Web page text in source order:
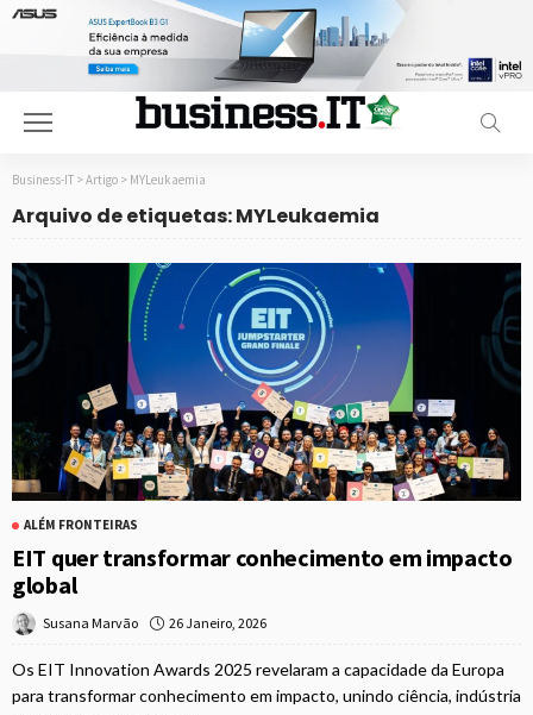
Business-IT > Artigo > MYLeukaemia
Arquivo de etiquetas: MYLeukaemia
ALÉM FRONTEIRAS
EIT quer transformar conhecimento em impacto
global
Susana Marvão 26 Janeiro, 2026
Os EIT Innovation Awards 2025 revelaram a capacidade da Europa
para transformar conhecimento em impacto, unindo ciência, indústria